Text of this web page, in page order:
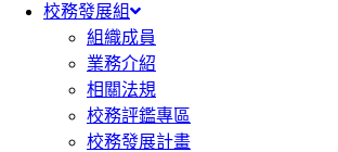
校務發展組
組織成員
業務介紹
相關法規
校務評鑑專區
校務發展計畫